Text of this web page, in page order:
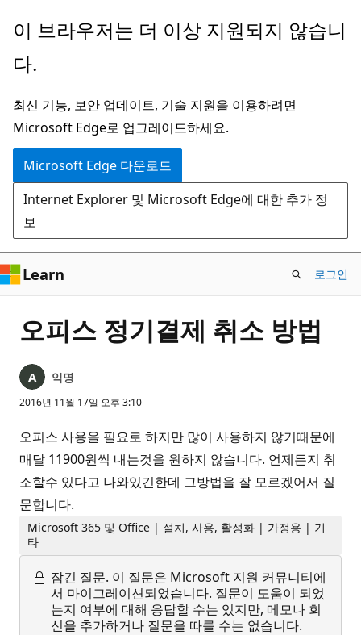
주
콘
츠
로
건
너
뛰
기
이 브라우저는 더 이상 지원되지 않습니
다.
최신 기능, 보안 업데이트, 기술 지원을 이용하려면
Microsoft Edge로 업그레이드하세요.
Microsoft Edge 다운로드
Internet Explorer 및 Microsoft Edge에 대한 추가 정
보
Learn 로그인
오피스 정기결제 취소 방법
익명
2016년 11월 17일 오후 3:10
오피스 사용을 필요로 하지만 많이 사용하지 않기때문에
매달 11900원씩 내는것을 원하지 않습니다. 언제든지 취
소할수 있다고 나와있긴한데 그방법을 잘 모르겠어서 질
문합니다.
Microsoft 365 및 Office | 설치, 사용, 활성화 | 가정용 | 기
타
잠긴 질문. 이 질문은 Microsoft 지원 커뮤니티에
서 마이그레이션되었습니다. 질문이 도움이 되었
는지 여부에 대해 응답할 수는 있지만, 메모나 회
신을 추가하거나 질문을 따를 수는 없습니다.